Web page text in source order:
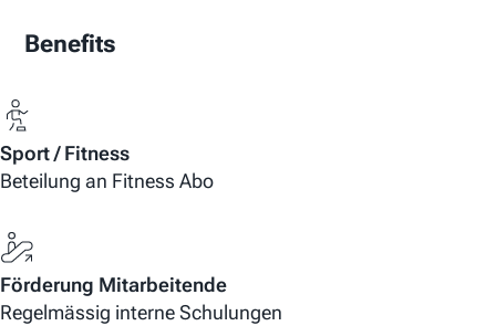
Benefits
Sport / Fitness
Beteilung an Fitness Abo
Förderung Mitarbeitende
Regelmässig interne Schulungen